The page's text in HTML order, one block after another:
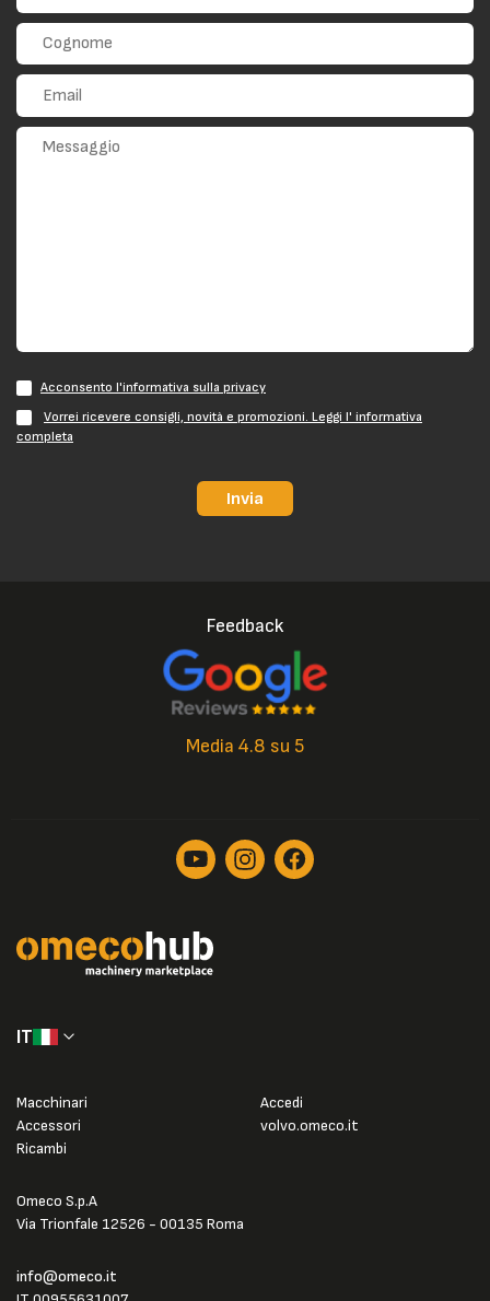
Acconsento l'informativa sulla privacy
Vorrei ricevere consigli, novità e promozioni. Leggi l' informativa
completa
Invia
Feedback
Media 4.8 su 5
IT
Omeco S.p.A
Via Trionfale 12526 - 00135 Roma
info@omeco.it
Macchinari
Accessori
Ricambi
Accedi
volvo.omeco.it